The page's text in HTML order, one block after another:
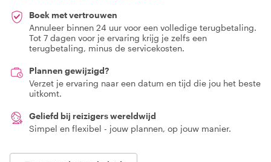
Boek met vertrouwen
Annuleer binnen 24 uur voor een volledige terugbetaling.
Tot 7 dagen voor je ervaring krijg je zelfs een
terugbetaling, minus de servicekosten.
Plannen gewijzigd?
Verzet je ervaring naar een datum en tijd die jou het beste
uitkomt.
Geliefd bij reizigers wereldwijd
Simpel en flexibel - jouw plannen, op jouw manier.